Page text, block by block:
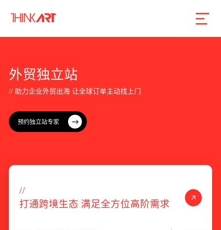
服务 案例
数字产品研发
品牌形象设计
外贸独立站
// 助力企业外贸出海 让全球订 单主动找 上门
预约独立站专家
//
打通跨境生态 满足全方位高阶需求